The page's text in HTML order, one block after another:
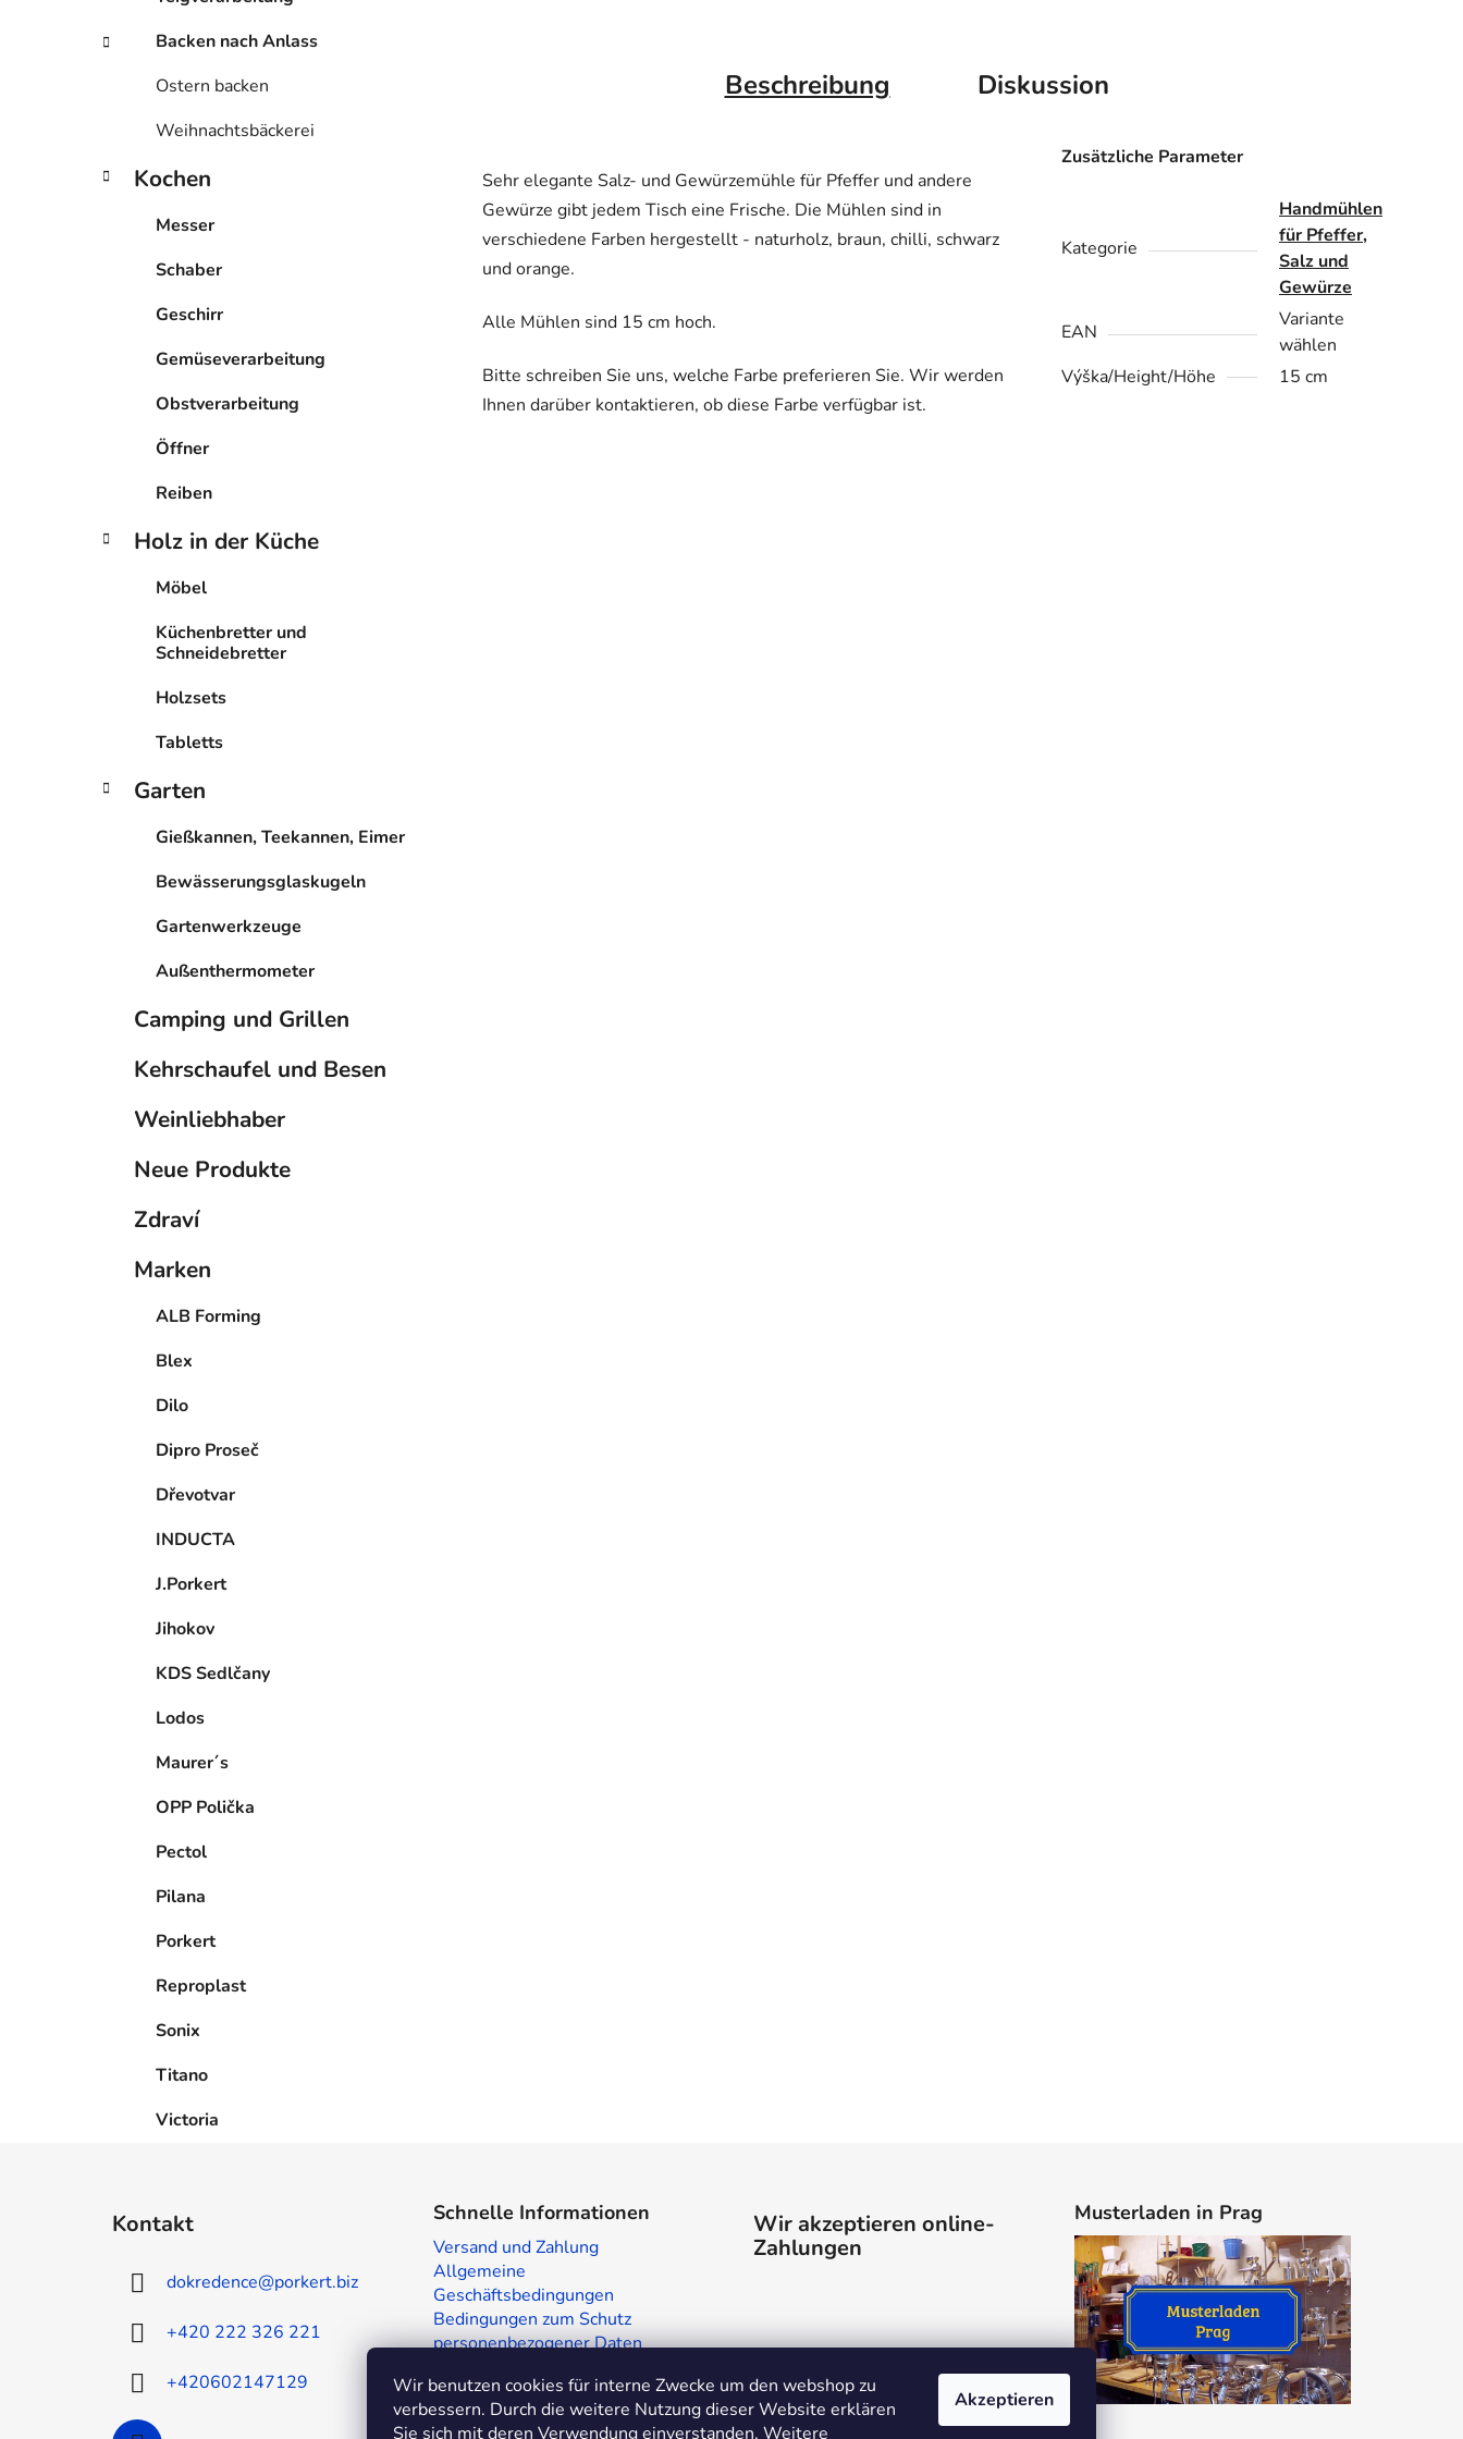
Wir benutzen cookies für interne Zwecke um den webshop zu
verbessern. Durch die weitere Nutzung dieser Website erklären
Sie sich mit deren Verwendung einverstanden. Weitere
Akzeptieren
Backen nach Anlass
Ostern backen
Weihnachtsbäckerei
Kochen
Messer
Schaber
Geschirr
Gemüseverarbeitung
Obstverarbeitung
Öffner
Reiben
Holz in der Küche
Möbel
Küchenbretter und
Schneidebretter
Holzsets
Tabletts
Garten
Gießkannen, Teekannen, Eimer
Bewässerungsglaskugeln
Gartenwerkzeuge
Außenthermometer
Camping und Grillen
Kehrschaufel und Besen
Weinliebhaber
Neue Produkte
Zdraví
Marken
ALB Forming
Blex
Dilo
Dipro Proseč
Dřevotvar
INDUCTA
J.Porkert
Jihokov
KDS Sedlčany
Lodos
Maurer´s
OPP Polička
Pectol
Pilana
Porkert
Reproplast
Sonix
Titano
Victoria
Beschreibung Diskussion
Sehr elegante Salz- und Gewürzemühle für Pfeffer und andere
Gewürze gibt jedem Tisch eine Frische. Die Mühlen sind in
verschiedene Farben hergestellt - naturholz, braun, chilli, schwarz
und orange.
Alle Mühlen sind 15 cm hoch.
Bitte schreiben Sie uns, welche Farbe preferieren Sie. Wir werden
Ihnen darüber kontaktieren, ob diese Farbe verfügbar ist.
Zusätzliche Parameter
Kategorie
Handmühlen
für Pfeffer,
Salz und
Gewürze
EAN
Variante
wählen
Výška/Height/Höhe
15 cm
Kontakt
dokredence@porkert.biz
+420 222 326 221
+420602147129
Schnelle Informationen
Versand und Zahlung
Allgemeine
Geschäftsbedingungen
Bedingungen zum Schutz
personenbezogener Daten
Kontakte
Wir akzeptieren online-
Zahlungen
Musterladen in Prag